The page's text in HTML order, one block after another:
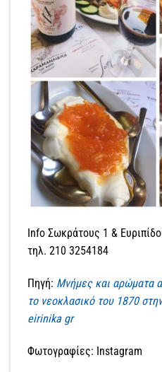
Info Σωκράτους 1 &
τηλ. 210 3254184
Πηγή: Μνήμες και αρώματα
το νεοκλασικό του 1870
eirinika gr
Φωτογραφίες: Instagram